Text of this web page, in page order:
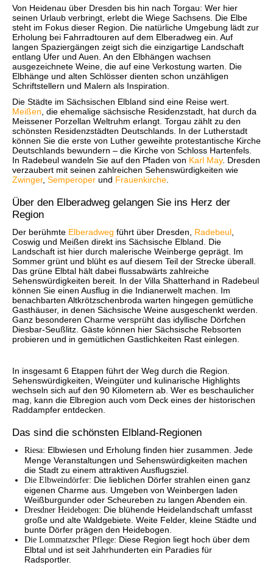
Von Heidenau über Dresden bis hin nach Torgau: Wer hier
seinen Urlaub verbringt, erlebt die Wiege Sachsens. Die Elbe
steht im Fokus dieser Region. Die natürliche Umgebung lädt zur
Erholung bei Fahrradtouren auf dem Elberadweg ein. Auf
langen Spaziergängen zeigt sich die einzigartige Landschaft
entlang Ufer und Auen. An den Elbhängen wachsen
ausgezeichnete Weine, die auf eine Verkostung warten. Die
Elbhänge und alten Schlösser dienten schon unzähligen
Schriftstellern und Malern als Inspiration.
Die Städte im Sächsischen Elbland sind eine Reise wert.
Meißen , die ehemalige sächsische Residenzstadt, hat durch da
Meissener Porzellan Weltruhm erlangt. Torgau zählt zu den
schönsten Residenzstädten Deutschlands. In der Lutherstadt
können Sie die erste von Luther geweihte protestantische Kirche
Deutschlands bewundern – die Kirche von Schloss Hartenfels.
In Radebeul wandeln Sie auf den Pfaden von Karl May. Dresden
verzaubert mit seinen zahlreichen Sehenswürdigkeiten wie
Zwinger, Semperoper und Frauenkirche
Über den Elberadweg gelangen Sie ins Herz der
Region
Der berühmte Elberadweg führt über Dresden, Radebeul
Coswig und Meißen direkt ins Sächsische Elbland. Die
Landschaft ist hier durch malerische Weinberge geprägt. Im
Sommer grünt und blüht es auf diesem Teil der Strecke überall.
Das grüne Elbtal hält dabei flussabwärts zahlreiche
Sehenswürdigkeiten bereit. In der Villa Shatterhand in Radebeul
können Sie einen Ausflug in die Indianerwelt machen. Im
benachbarten Altkrötzschenbroda warten hingegen gemütliche
Gasthäuser, in denen Sächsische Weine ausgeschenkt werden.
Ganz besonderen Charme versprüht das idyllische Dörfchen
Diesbar-Seußlitz. Gäste können hier Sächsische Rebsorten
probieren und in gemütlichen Gastlichkeiten Rast einlegen.
In insgesamt 6 Etappen führt der Weg durch die Region.
Sehenswürdigkeiten, Weingüter und kulinarische Highlights
wechseln sich auf den 90 Kilometern ab. Wer es beschaulicher
mag, kann die Elbregion auch vom Deck eines der historischen
Raddampfer entdecken.
Das sind die schönsten Elbland-Regionen
Riesa: Elbwiesen und Erholung finden hier zusammen. Jede
Menge Veranstaltungen und Sehenswürdigkeiten machen
die Stadt zu einem attraktiven Ausflugsziel.
Die Elbweindörfer: Die lieblichen Dörfer strahlen einen ganz
eigenen Charme aus. Umgeben von Weinbergen laden
Weißburgunder oder Scheureben zu langen Abenden ein.
Dresdner Heidebogen: Die blühende Heidelandschaft umfasst
große und alte Waldgebiete. Weite Felder, kleine Städte und
bunte Dörfer prägen den Heidebogen.
Die Lommatzscher Pflege: Diese Region liegt hoch über dem
Elbtal und ist seit Jahrhunderten ein Paradies für
Radsportler.